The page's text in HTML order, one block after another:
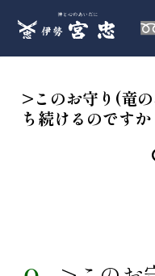
>このお守り(竜
ち続けるのですか